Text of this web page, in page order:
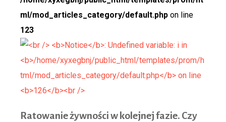
ml/mod_articles_category/default.php on line
123
Ratowanie żywności w kolejnej fazie. Czy